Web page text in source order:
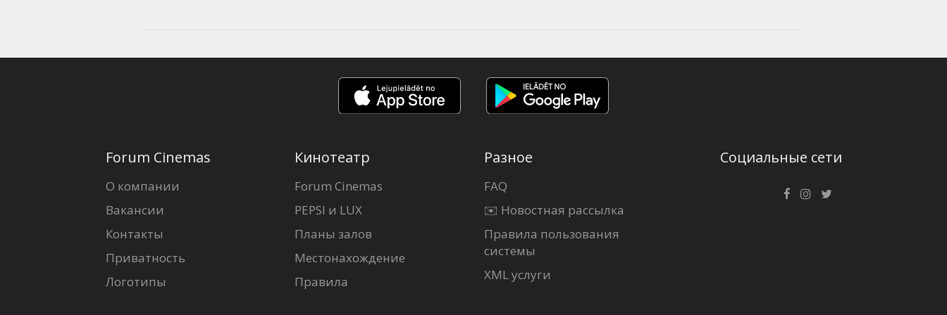
Forum Cinemas
О компании
Вакансии
Контакты
Приватность
Логотипы
Кинотеатр
Forum Cinemas
PEPSI и LUX
Планы залов
Местонахождение
Правила
Разное
FAQ
✉️ Новостная рассылка
Правила пользования
системы
XML услуги
Социальные сети